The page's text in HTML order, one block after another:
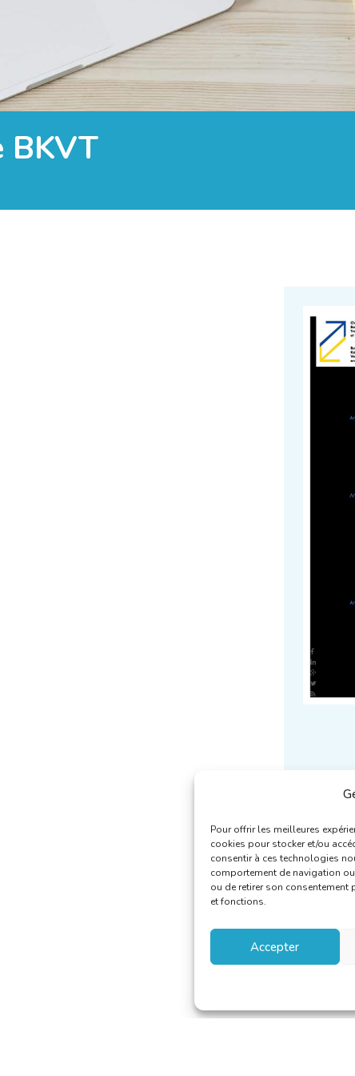
Pour offrir les meilleures
cookies pour stocker et/ou
consentir à ces technologies
comportement de navigation
ou de retirer son consentement
et fonctions.
Accepter
BKVT
Also /